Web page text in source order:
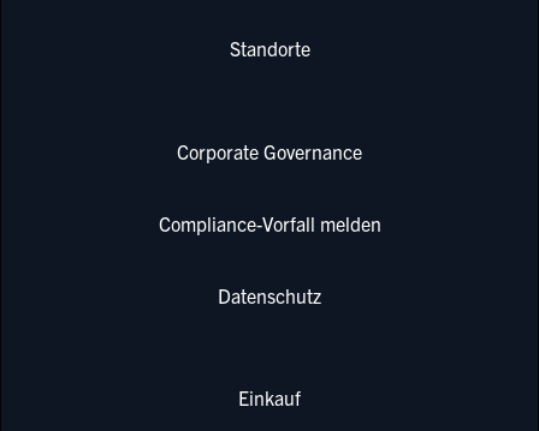
Standorte
Corporate Governance
Compliance-Vorfall melden
Datenschutz
Einkauf